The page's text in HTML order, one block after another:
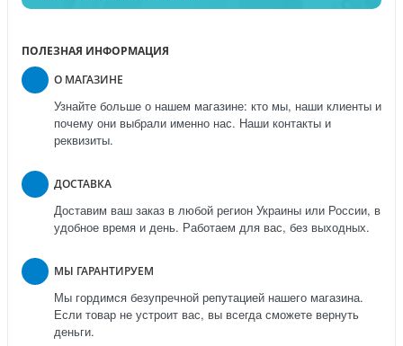
ПОЛЕЗНАЯ ИНФОРМАЦИЯ
О МАГАЗИНЕ
Узнайте больше о нашем магазине: кто мы, наши клиенты и
почему они выбрали именно нас. Наши контакты и
реквизиты.
ДОСТАВКА
Доставим ваш заказ в любой регион Украины или России, в
удобное время и день. Работаем для вас, без выходных.
МЫ ГАРАНТИРУЕМ
Мы гордимся безупречной репутацией нашего магазина.
Если товар не устроит вас, вы всегда сможете вернуть
деньги.